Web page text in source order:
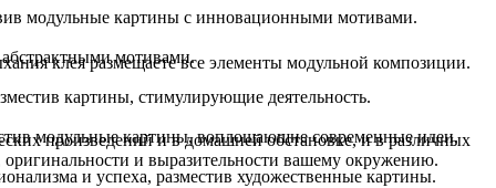
модульные картины с инновационными мотивами.
мотивами.
картины, стимулирующие деятельность.
модульные картины, воплощающие современные идеи.
и успеха, разместив художественные картины.
клея размещаете все элементы модульной композиции.
произведений и в домашней обстановке, и в различных
и выразительности вашему окружению.